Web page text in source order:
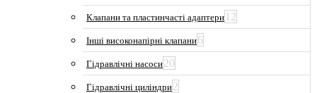
Клапани та пластинчасті адаптери 12
Інші високонапірні клапани6
Гідравлічні насоси20
Гідравлічні циліндри2